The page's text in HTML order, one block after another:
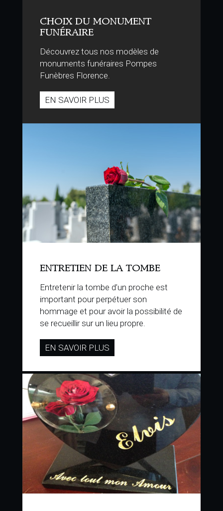
CHOIX DU MONUMENT
FUNÉRAIRE
Découvrez tous nos modèles de
monuments funéraires Pompes
Funèbres Florence.
EN SAVOIR PLUS
ENTRETIEN DE LA TOMBE
Entretenir la tombe d’un proche est
important pour perpétuer son
hommage et pour avoir la possibilité de
se recueillir sur un lieu propre.
EN SAVOIR PLUS